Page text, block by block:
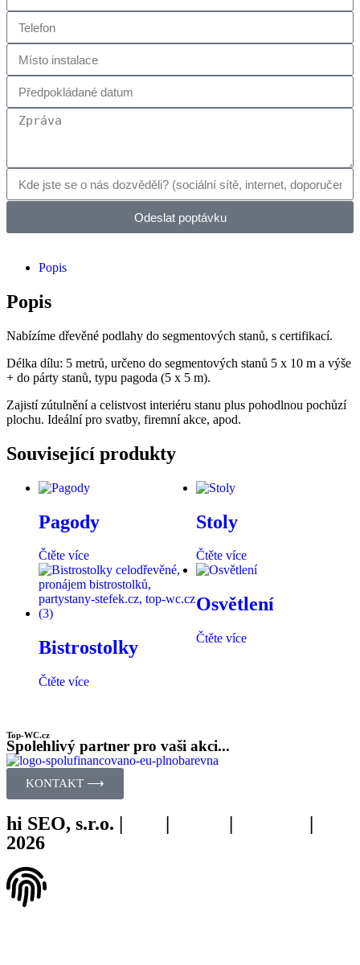
Odeslat poptávku
Popis
Popis
Nabízíme dřevěné podlahy do segmentových stanů, s certifikací.
Délka dílu: 5 metrů, určeno do segmentových stanů 5 x 10 m a výše
+ do párty stanů, typu pagoda (5 x 5 m).
Zajistí zútulnění a celistvost interiéru stanu plus pohodlnou pochůzí
plochu. Ideální pro svatby, firemní akce, apod.
Související produkty
Pagody
Čtěte více
Stoly
Čtěte více
Bistrostolky
Čtěte více
Osvětlení
Čtěte více
Top-WC.cz
Spolehlivý partner pro vaši akci...
KONTAKT ⟶
hi SEO, s.r.o. |
2026